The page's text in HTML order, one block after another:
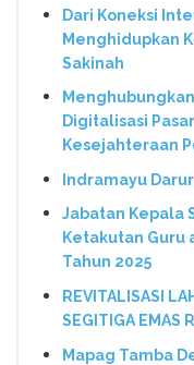
Dari Koneksi
Menghidupkan
Sakinah
Digitalisasi
Kesejahteraan
Indramayu
Jabatan Kepala
Ketakutan Guru
Tahun 2025
REVITALISASI
SEGITIGA EMAS
Mapag Tamba